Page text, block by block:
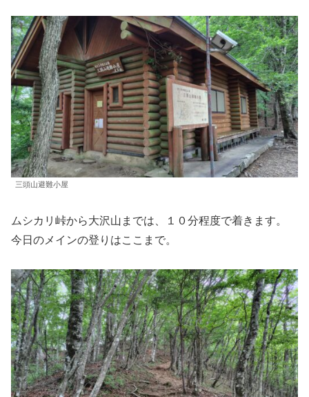
三頭山避難小屋
ムシカリ峠から大沢山までは、１０分程度で着きます。
今日のメインの登りはここまで。